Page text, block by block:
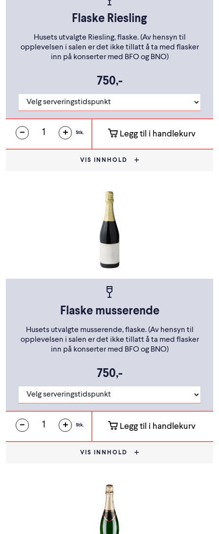
Flaske Riesling
Husets utvalgte Riesling, flaske. (Av hensyn til
opplevelsen i salen er det ikke tillatt å ta med flasker
inn på konserter med BFO og BNO)
750,-
Stk. Legg til i handlekurv
VIS INNHOLD
Flaske musserende
Husets utvalgte musserende, flaske. (Av hensyn til
opplevelsen i salen er det ikke tillatt å ta med flasker
inn på konserter med BFO og BNO)
750,-
Stk. Legg til i handlekurv
VIS INNHOLD